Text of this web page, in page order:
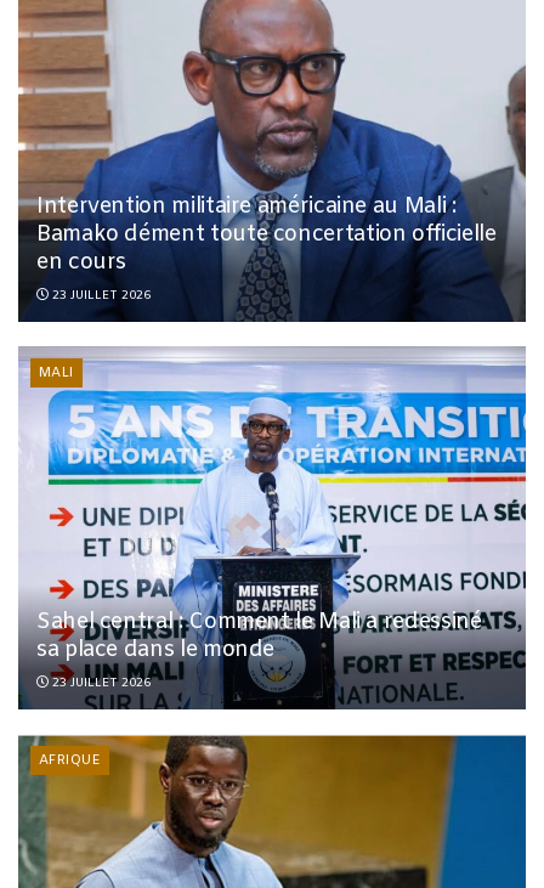
Intervention militaire américaine au Mali :
Bamako dément toute concertation officielle
en cours
23 JUILLET 2026
MALI
Sahel central : Comment le Mali a redessiné
sa place dans le monde
23 JUILLET 2026
AFRIQUE